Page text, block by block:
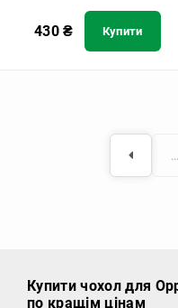
430₴ Купити
…
Купити чохол для
по кращім цінам